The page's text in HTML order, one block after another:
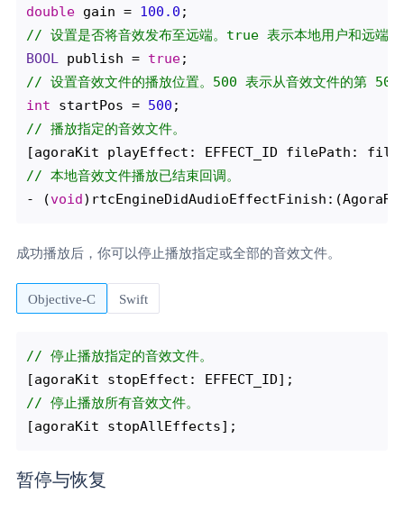
double gain = 100.0
// 设置是否将音效发布至远端。true 表示本地用户和远端
BOOL publish = true
// 设置音效文件的播放位置。500 表示从音效文件的第
int startPos = 500
// 播放指定的音效文件。
// 本地音效文件播放已结束回调。
- (void
成功播放后，你可以停止播放指定或全部的音效文件。
Objective-C Swift
// 停止播放指定的音效文件。
// 停止播放所有音效文件。
暂停与恢复